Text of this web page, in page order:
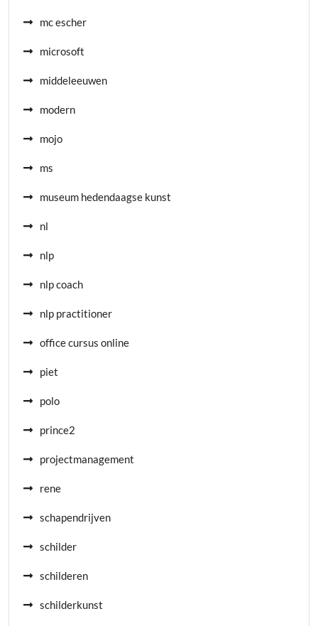
mc escher
microsoft
middeleeuwen
modern
mojo
ms
museum hedendaagse kunst
nl
nlp
nlp coach
nlp practitioner
office cursus online
piet
polo
prince2
projectmanagement
rene
schapendrijven
schilder
schilderen
schilderkunst